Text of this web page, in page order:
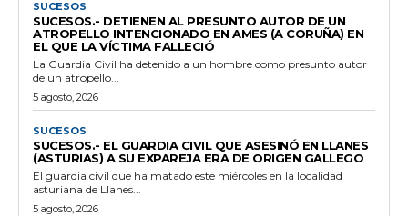
SUCESOS
SUCESOS.- DETIENEN AL PRESUNTO AUTOR DE UN
ATROPELLO INTENCIONADO EN AMES (A CORUÑA) EN
EL QUE LA VÍCTIMA FALLECIÓ
La Guardia Civil ha detenido a un hombre como presunto autor
de un atropello...
5 agosto, 2026
SUCESOS
SUCESOS.- EL GUARDIA CIVIL QUE ASESINÓ EN LLANES
(ASTURIAS) A SU EXPAREJA ERA DE ORIGEN GALLEGO
El guardia civil que ha matado este miércoles en la localidad
asturiana de Llanes...
5 agosto, 2026